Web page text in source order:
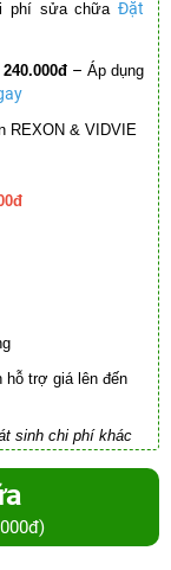
phí sửa chữa Đặt
240.000đ – Áp dụng
REXON & VIDVIE
hỗ trợ giá lên đến
sinh chi phí khác